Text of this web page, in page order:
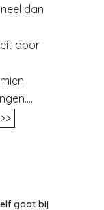
dan
door
>>
gaat bij